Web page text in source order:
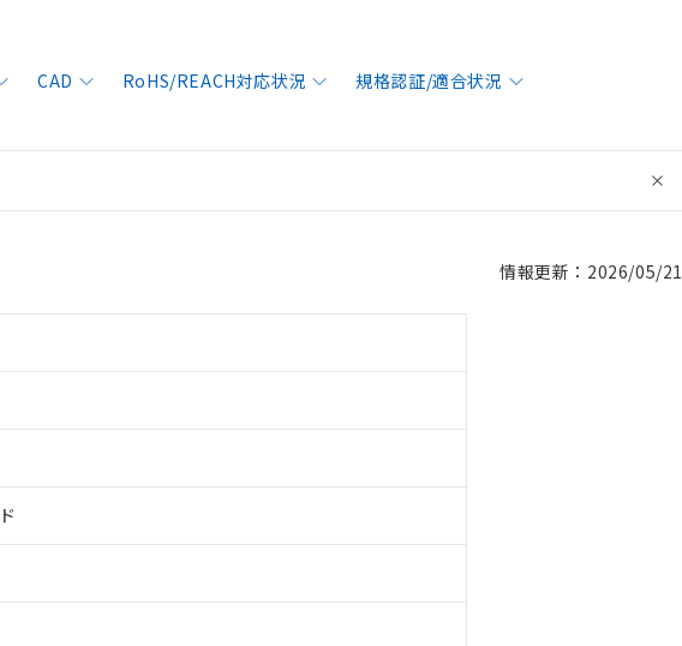
CAD RoHS/REACH対応状況 規格認証/適合状況
情報更新：2026/05/21